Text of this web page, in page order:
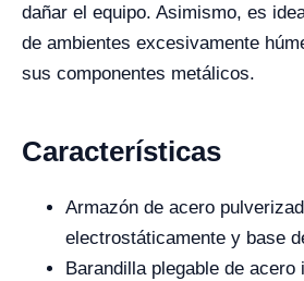
dañar el equipo. Asimismo, es
de ambientes excesivamente
sus componentes metálicos.
Características
Armazón de acero
electrostáticamente y base
Barandilla plegable de